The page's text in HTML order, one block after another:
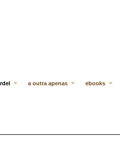
a outra apenas ebooks